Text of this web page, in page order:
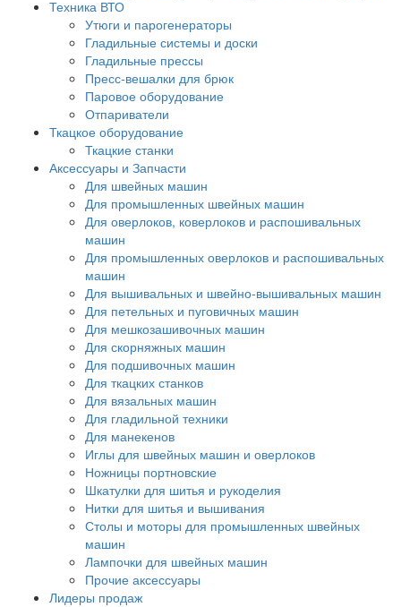
Техника ВТО
Утюги и парогенераторы
Гладильные системы и доски
Гладильные прессы
Пресс-вешалки для брюк
Паровое оборудование
Отпариватели
Ткацкое оборудование
Ткацкие станки
Аксессуары и Запчасти
Для швейных машин
Для промышленных швейных машин
Для оверлоков, коверлоков и распошивальных
машин
Для промышленных оверлоков и распошивальных
машин
Для вышивальных и швейно-вышивальных машин
Для петельных и пуговичных машин
Для мешкозашивочных машин
Для скорняжных машин
Для подшивочных машин
Для ткацких станков
Для вязальных машин
Для гладильной техники
Для манекенов
Иглы для швейных машин и оверлоков
Ножницы портновские
Шкатулки для шитья и рукоделия
Нитки для шитья и вышивания
Столы и моторы для промышленных швейных
машин
Лампочки для швейных машин
Прочие аксессуары
Лидеры продаж